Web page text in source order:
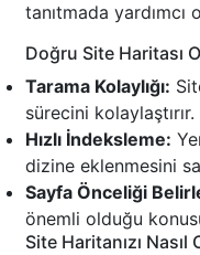
tanıtmada yardımcı
Doğru Site Haritası
Tarama Kolaylığı:
sürecini kolaylaştırır.
Hızlı İndeksleme:
dizine eklenmesini
Sayfa Önceliği
önemli olduğu
Site Haritanızı